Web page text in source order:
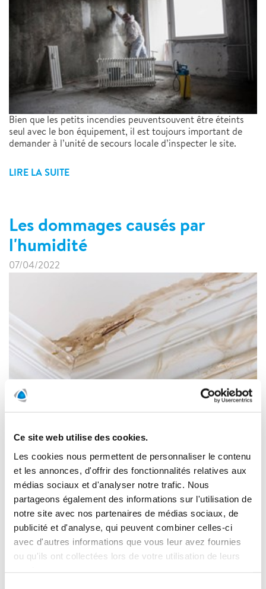
Ce site web utilise des cookies.
Les cookies nous permettent de personnaliser le contenu
et les annonces, d'offrir des fonctionnalités relatives aux
médias sociaux et d'analyser notre trafic. Nous
partageons également des informations sur l'utilisation de
notre site avec nos partenaires de médias sociaux, de
publicité et d'analyse, qui peuvent combiner celles-ci
avec d'autres informations que vous leur avez fournies
ou qu'ils ont collectées lors de votre utilisation de leurs
Bien que les petits incendies peuventsouvent être éteints
seul avec le bon équipement, il est toujours important de
demander à l’unité de secours locale d’inspecter le site.
LIRE LA SUITE
Les dommages causés par
l'humidité
07/04/2022
diverses raisons, comme un défaut de construction ou de
conception ou encore un mauvais entretien de la propriété.
Polygon est un professionnel dans tous les travaux liés aux
dommages causés par l’humidité.
LIRE LA SUITE
L'égalité entre les hommes et
les femmes chez Polygon